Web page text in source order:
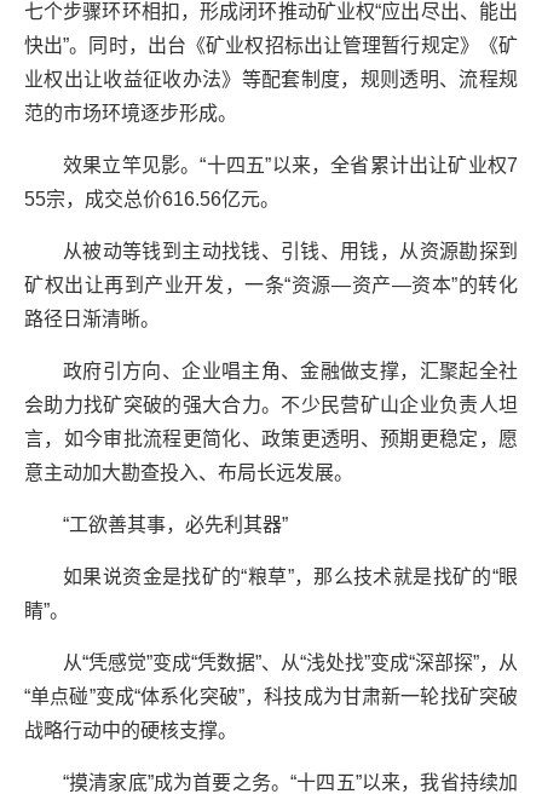
七个步骤环环相扣，形成闭环推动矿业权“应出尽出、能出
快出”。同时，出台《矿业权招标出让管理暂行规定》《矿
业权出让收益征收办法》等配套制度，规则透明、流程规
范的市场环境逐步形成。
效果立竿见影。“十四五”以来，全省累计出让矿业权7
55宗，成交总价616.56亿元。
从被动等钱到主动找钱、引钱、用钱，从资源勘探到
矿权出让再到产业开发，一条“资源—资产—资本”的转化
路径日渐清晰。
政府引方向、企业唱主角、金融做支撑，汇聚起全社
会助力找矿突破的强大合力。不少民营矿山企业负责人坦
言，如今审批流程更简化、政策更透明、预期更稳定，愿
意主动加大勘查投入、布局长远发展。
“工欲善其事，必先利其器”
如果说资金是找矿的“粮草”，那么技术就是找矿的“眼
睛”。
从“凭感觉”变成“凭数据”、从“浅处找”变成“深部探”，从
“单点碰”变成“体系化突破”，科技成为甘肃新一轮找矿突破
战略行动中的硬核支撑。
“摸清家底”成为首要之务。“十四五”以来，我省持续加